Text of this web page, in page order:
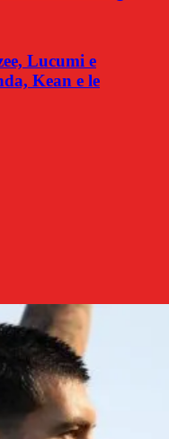
Lucumi e
Kean e le